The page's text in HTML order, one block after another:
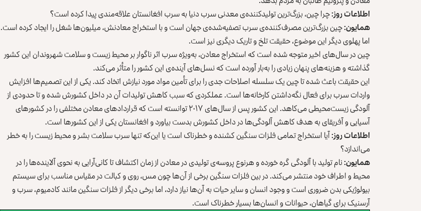
اطلاعات روز:چرا چین، بزرگ‌ترین تولیدکننده‌ی معدنی سرب دنیا‌ به سرب افغانستان علاقه‌مندی پیدا کرده است؟
همایون:چین بزرگ‌ترین مصرف‌کننده‌ی سرب تصفیه‌شده‌ی جهان است و با استخراج معادنش‌، میلیون‌ها شغل را ایجاد کرده است.
اما پهلوی دیگر این موضوع، حقیقت تلخ و تاریک دیگری نیز است.
چین در سال‌های اخیر متوجه شده است که استخراج معادن، به‌ویژه سرب اثر ناگوار بر محیط زیست و سلامت شهروندان این کشور
گذاشته و هزینه‌های پنهان زیادی را به‌بار آورده است که نسل‌های آینده‌ی این کشور را متأثر می‌کند.
این حقیقت‌ باعث شده تا چین یک سلسله اصلاحات جدی را برای تأمین مواد مورد نیازش اتخاد کند. یکی از این تصمیم‌ها افزایش
واردات سرب برای فعال نگه‌داشتن کارخانه‌ها است. عملکردی که سبب کاهش تولیدات آن در داخل کشورش شده و تا حدودی از
آلودگی زیست‌محیطی می‌کاهد. این کشور پس از سال‌های ۲۰۱۷ توانسته است که قرار‌دادهای معادن مختلفی را در کشورهای
آسیایی و آفریقای به هدف کاهش آلودگی‌ها در داخل کشورش بدست بیاورد و افغانستان یکی از این کشورها است.
اطلاعات روز:آیا استخراج تمامی فلزات سنگین کشنده و خطرناک است یا این‌که تنها سرب سلامت بشر و محیط ‌زیست را به خطر
می‌اندازد؟
همایون:نام تولید با آلودگی گره‌ خورده و هر‌نوع پروسه‌ی تولیدی در معادن از زمان اکتشاف تا کانی‌آرایی به‌ نحوی آلاینده‌ها را در
محیط و اطراف خود منتشر می‌کند. در بین فلزات سنگین برخی از آن‌ها چون مس، روی و کبالت در مقیاس مناسب برای سیستم
بیولوژیکی بدن ضروری است و وجود انسان و سایر حیات به آن‌ها نیاز دارد، اما برخی دیگر از فلزات سنگین مانند کادمیوم، سرب و
آرسنیک برای گیاهان، حیوانات و انسان‌ها بسیار خطرناک است.